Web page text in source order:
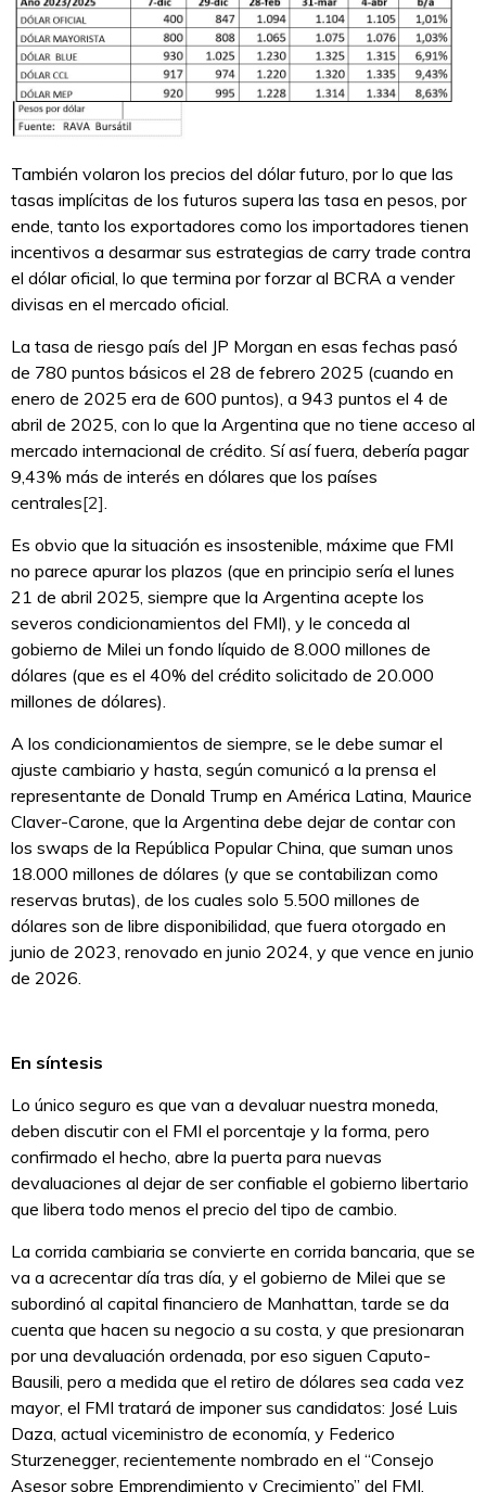
También volaron los precios del dólar futuro, por lo que las
tasas implícitas de los futuros supera las tasa en pesos, por
ende, tanto los exportadores como los importadores tienen
incentivos a desarmar sus estrategias de carry trade contra
el dólar oficial, lo que termina por forzar al BCRA a vender
divisas en el mercado oficial.
La tasa de riesgo país del JP Morgan en esas fechas pasó
de 780 puntos básicos el 28 de febrero 2025 (cuando en
enero de 2025 era de 600 puntos), a 943 puntos el 4 de
abril de 2025, con lo que la Argentina que no tiene acceso al
mercado internacional de crédito. Sí así fuera, debería pagar
9,43% más de interés en dólares que los países
centrales[2].
Es obvio que la situación es insostenible, máxime que FMI
no parece apurar los plazos (que en principio sería el lunes
21 de abril 2025, siempre que la Argentina acepte los
severos condicionamientos del FMI), y le conceda al
gobierno de Milei un fondo líquido de 8.000 millones de
dólares (que es el 40% del crédito solicitado de 20.000
millones de dólares).
A los condicionamientos de siempre, se le debe sumar el
ajuste cambiario y hasta, según comunicó a la prensa el
representante de Donald Trump en América Latina, Maurice
Claver-Carone, que la Argentina debe dejar de contar con
los swaps de la República Popular China, que suman unos
18.000 millones de dólares (y que se contabilizan como
reservas brutas), de los cuales solo 5.500 millones de
dólares son de libre disponibilidad, que fuera otorgado en
junio de 2023, renovado en junio 2024, y que vence en junio
de 2026.
En síntesis
Lo único seguro es que van a devaluar nuestra moneda,
deben discutir con el FMI el porcentaje y la forma, pero
confirmado el hecho, abre la puerta para nuevas
devaluaciones al dejar de ser confiable el gobierno libertario
que libera todo menos el precio del tipo de cambio.
La corrida cambiaria se convierte en corrida bancaria, que se
va a acrecentar día tras día, y el gobierno de Milei que se
subordinó al capital financiero de Manhattan, tarde se da
cuenta que hacen su negocio a su costa, y que presionaran
por una devaluación ordenada, por eso siguen Caputo-
Bausili, pero a medida que el retiro de dólares sea cada vez
mayor, el FMI tratará de imponer sus candidatos: José Luis
Daza, actual viceministro de economía, y Federico
Sturzenegger, recientemente nombrado en el “Consejo
Asesor sobre Emprendimiento y Crecimiento” del FMI.